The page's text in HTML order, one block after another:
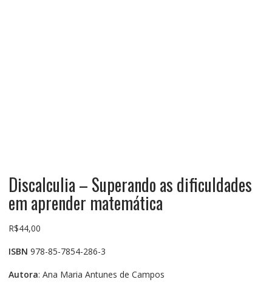
Discalculia – Superando as dificuldades
em aprender matemática
R$44,00
ISBN 978-85-7854-286-3
Autora: Ana Maria Antunes de Campos